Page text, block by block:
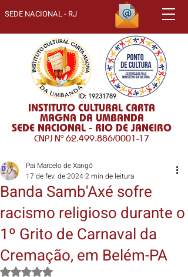
SEDE NACIONAL - RJ
INSTITUTO CULTURAL CARTA
MAGNA DA UMBANDA
SEDE NACIONAL - RIO DE JANEIRO
CNPJ Nº62.499.886/0001-17
ID: 19231789
Banda Samb'Axé sofre
racismo religioso durante o
1º Grito de Carnaval da
Cremação, em Belém-PA
Pai Marcelo de Xangô
17 de fev. de 20242 min de leitura
Avaliado com NaN de 5 estrelas.